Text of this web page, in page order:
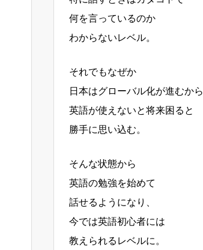
何を言っているのか
わからないレベル。
それでもなぜか
日本はグローバル化が進むから
英語が使えないと将来困ると
勝手に思い込む。
そんな状態から
英語の勉強を始めて
話せるようになり、
今では英語初心者には
教えられるレベルに。